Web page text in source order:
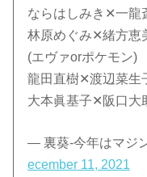
ならはしみき✕一龍
林原めぐみ✕緒方恵
(エヴァorポケモン)
龍田直樹✕渡辺菜生
大本眞基子✕阪口大
— 裏葵-今年はマジ
ecember 11, 2021